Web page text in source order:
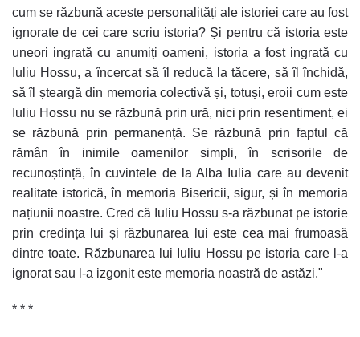
cum se răzbună aceste personalități ale istoriei care au fost
ignorate de cei care scriu istoria? Și pentru că istoria este
uneori ingrată cu anumiți oameni, istoria a fost ingrată cu
Iuliu Hossu, a încercat să îl reducă la tăcere, să îl închidă,
să îl șteargă din memoria colectivă și, totuși, eroii cum este
Iuliu Hossu nu se răzbună prin ură, nici prin resentiment, ei
se răzbună prin permanență. Se răzbună prin faptul că
rămân în inimile oamenilor simpli, în scrisorile de
recunoștință, în cuvintele de la Alba Iulia care au devenit
realitate istorică, în memoria Bisericii, sigur, și în memoria
națiunii noastre. Cred că Iuliu Hossu s-a răzbunat pe istorie
prin credința lui și răzbunarea lui este cea mai frumoasă
dintre toate. Răzbunarea lui Iuliu Hossu pe istoria care l-a
ignorat sau l-a izgonit este memoria noastră de astăzi."
* * *